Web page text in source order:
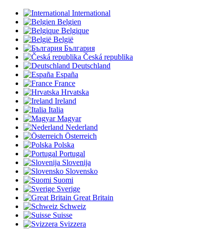
International
Belgien
Belgique
België
България
Česká republika
Deutschland
España
France
Hrvatska
Ireland
Italia
Magyar
Nederland
Österreich
Polska
Portugal
Slovenija
Slovensko
Suomi
Sverige
Great Britain
Schweiz
Suisse
Svizzera